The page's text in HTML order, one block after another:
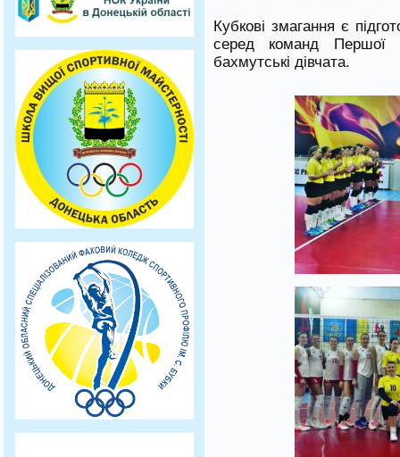
Кубкові змагання є
серед команд Першої
бахмутські дівчата.